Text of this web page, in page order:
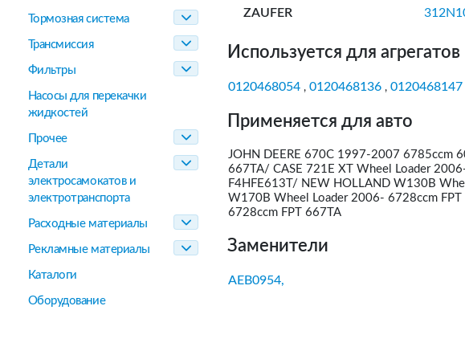
Тормозная система
Трансмиссия
Фильтры
Насосы для перекачки
жидкостей
Прочее
Детали
электросамокатов и
электротранспорта
Расходные материалы
Рекламные материалы
Каталоги
Оборудование
ZAUFER
Используется для агрегатов
0120468054 , 0120468136 , 0120468147
Применяется для авто
JOHN DEERE 670C 1997-2007 6785ccm
667TA/ CASE 721E XT Wheel Loader
F4HFE613T/ NEW HOLLAND W130B
W170B Wheel Loader 2006- 6728ccm
6728ccm FPT 667TA
Заменители
AEB0954,